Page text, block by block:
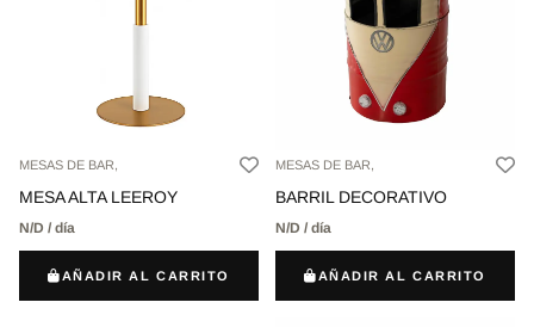
MESAS DE BAR,
MESA ALTA LEEROY
N/D / día
AÑADIR AL CARRITO
MESAS DE BAR,
BARRIL DECORATIVO
N/D / día
AÑADIR AL CARRITO